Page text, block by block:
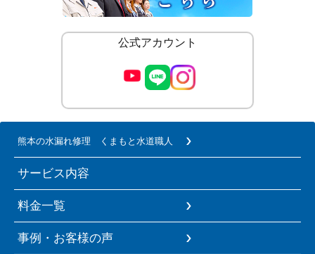
公式アカウント
熊本の水漏れ修理 くまもと水道職人
サービス内容
料金一覧
事例・お客様の声